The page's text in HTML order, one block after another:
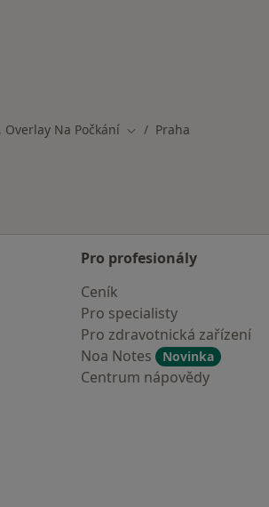
Na Počkání Změna města
Praha
Pro profesionály
Ceník
Pro specialisty
Pro zdravotnická zařízení
Noa Notes
Novinka
Centrum nápovědy